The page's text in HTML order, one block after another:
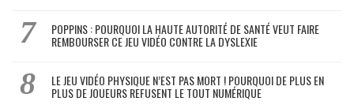
POPPINS : POURQUOI LA HAUTE AUTORITÉ DE SANTÉ VEUT FAIRE
REMBOURSER CE JEU VIDÉO CONTRE LA DYSLEXIE
LE JEU VIDÉO PHYSIQUE N’EST PAS MORT ! POURQUOI DE PLUS EN
PLUS DE JOUEURS REFUSENT LE TOUT NUMÉRIQUE